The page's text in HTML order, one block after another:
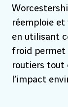
réemploie et
en utilisant
froid permet
routiers tout
l’impact